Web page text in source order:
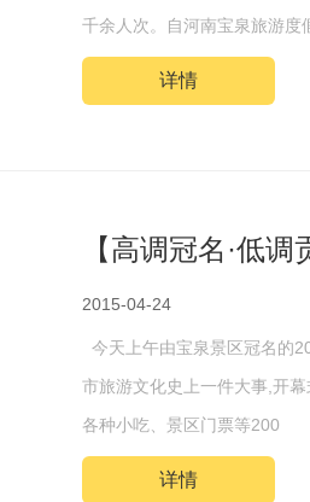
千余人次。自河南宝泉旅游度
详情
【高调冠名·低
2015-04-24
今天上午由宝泉景区冠名的
市旅游文化史上一件大事,开
各种小吃、景区门票等200
详情